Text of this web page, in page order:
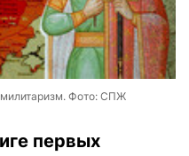
Фото: СПЖ
первых